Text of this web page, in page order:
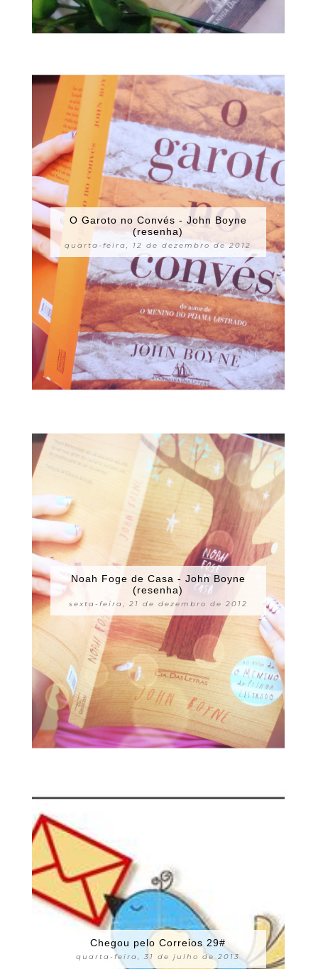
O Garoto no Convés - John Boyne
(resenha)
quarta-feira, 12 de dezembro de 2012
Noah Foge de Casa - John Boyne
(resenha)
sexta-feira, 21 de dezembro de 2012
Chegou pelo Correios 29#
quarta-feira, 31 de julho de 2013